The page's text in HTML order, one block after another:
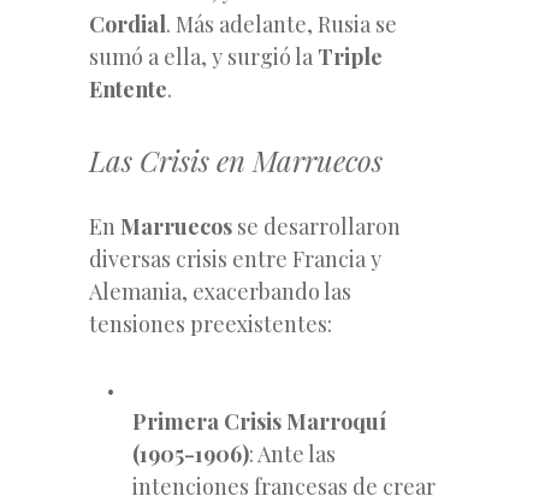
Cordial. Más adelante, Rusia se
sumó a ella, y surgió la Triple
Entente.
Las Crisis en Marruecos
En Marruecos se desarrollaron
diversas crisis entre Francia y
Alemania, exacerbando las
tensiones preexistentes:
Primera Crisis Marroquí
(1905-1906): Ante las
intenciones francesas de crear